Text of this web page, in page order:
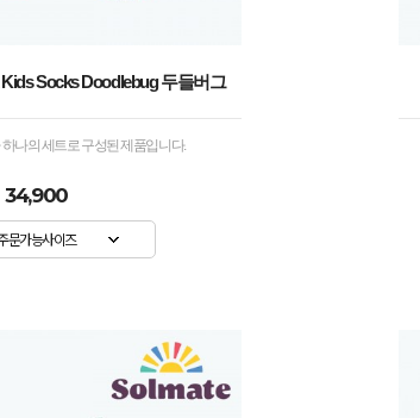
Socks Doodlebug 두들버그
나의 세트로 구성된 제품입니다.
34,900
문가능사이즈